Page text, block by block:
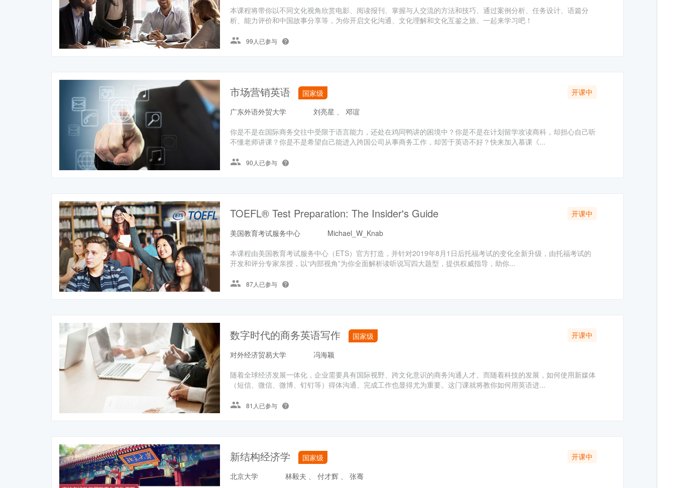
本课程将带你以不同文化视角欣赏电影、阅读报刊、掌握与人交流的方法和技巧、通过案例分析、任务设计、语篇分
析、能力评价和中国故事分享等，为你开启文化沟通、文化理解和文化互鉴之旅。一起来学习吧！
99人已参与
市场营销英语 国家级
开课中
广东外语外贸大学
刘亮星 、 邓谊
你是不是在国际商务交往中受限于语言能力，还处在鸡同鸭讲的困境中？你是不是在计划留学攻读商科，却担心自己听
不懂老师讲课？你是不是希望自己能进入跨国公司从事商务工作，却苦于英语不好？快来加入慕课《...
90人已参与
TOEFL® Test Preparation: The Insider's Guide
开课中
美国教育考试服务中心
Michael_W_Knab
本课程由美国教育考试服务中心（ETS）官方打造，并针对2019年8月1日后托福考试的变化全新升级，由托福考试的
开发和评分专家亲授，以“内部视角”为你全面解析读听说写四大题型，提供权威指导，助你...
87人已参与
数字时代的商务英语写作 国家级
开课中
对外经济贸易大学
冯海颖
随着全球经济发展一体化，企业需要具有国际视野、跨文化意识的商务沟通人才。而随着科技的发展，如何使用新媒体
（短信、微信、微博、钉钉等）得体沟通、完成工作也显得尤为重要。这门课就将教你如何用英语进...
81人已参与
新结构经济学 国家级
开课中
北京大学
林毅夫 、 付才辉 、 张骞